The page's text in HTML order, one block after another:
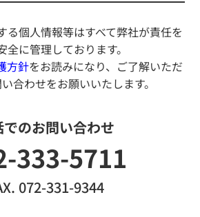
る個人情報等はすべて弊社が責任を
全に管理しております。
方針をお読みになり、ご了解いただ
合わせをお願いいたします。
でのお問い合わせ
333-5711
072-331-9344